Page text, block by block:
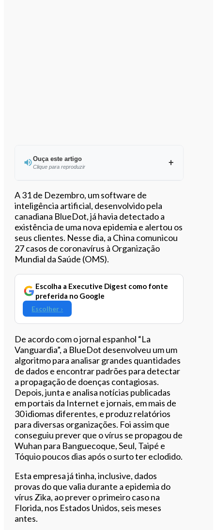
Ouça este artigo
Clique para reproduzir
Ouvir este artigo
A 31 de Dezembro, um software de
inteligência artificial, desenvolvido pela
canadiana BlueDot, já havia detectadoa
existência de uma nova epidemia e alertou os
seus clientes. Nesse dia, a China comunicou
27 casos de coronavírus à Organização
Mundial da Saúde (OMS).
Escolha a Executive Digest como fonte
preferida no Google
Escolher ›
De acordo com ojornal espanhol “La
Vanguardia”, a BlueDot desenvolveu umum
algoritmo para analisar grandes quantidades
de dados e encontrar padrões para detectar
a propagação de doenças contagiosas.
Depois, junta e analisa notícias publicadas
em portais da Internet e jornais, em mais de
30 idiomas diferentes, e produz relatórios
para diversas organizações. Foi assim que
conseguiu prever que o vírus se propagou de
Wuhan para Banguecoque, Seul, Taipé e
Tóquio poucos dias após o surto ter eclodido.
Esta empresa já tinha,inclusive, dados
provas do que valia durante a epidemia do
vírus Zika, ao prever o primeiro caso na
Florida, nos Estados Unidos, seis meses
antes.